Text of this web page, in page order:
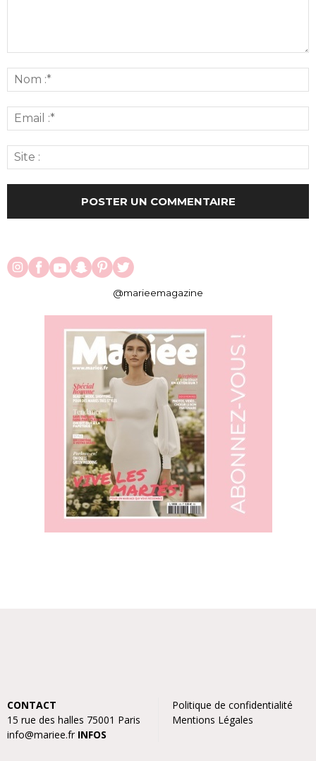
@marieemagazine
CONTACT
15 rue des halles 75001 Paris
info@mariee.fr INFOS
Politique de confidentialité
Mentions Légales